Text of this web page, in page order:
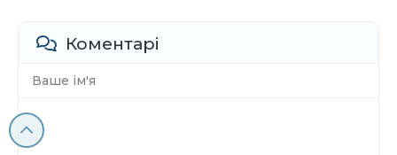
Коментарі